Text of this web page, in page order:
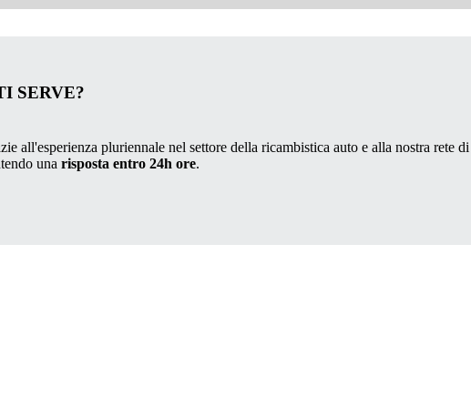
SERVE?
all'esperienza pluriennale nel settore della ricambistica auto e alla nostra rete di
una risposta entro 24h ore.